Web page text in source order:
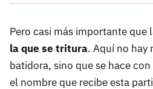
Pero casi más importante que
la que se tritura. Aquí no hay
batidora, sino que se hace
el nombre que recibe esta